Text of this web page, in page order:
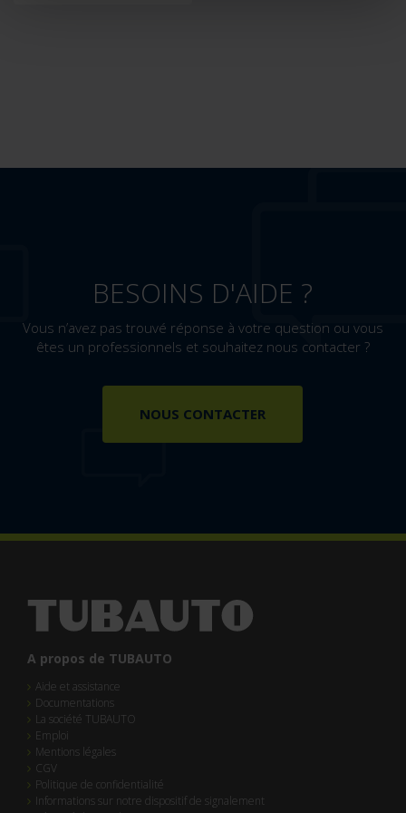
BESOINS D'AIDE ?
Vous n’avez pas trouvé réponse à votre question ou vous
êtes un professionnels et souhaitez nous contacter ?
NOUS CONTACTER
A propos de TUBAUTO
Aide et assistance
Documentations
La société TUBAUTO
Emploi
Mentions légales
CGV
Politique de confidentialité
Informations sur notre dispositif de signalement